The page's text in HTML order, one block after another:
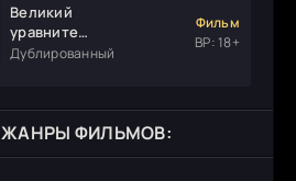
Великий
уравнитель
3
Дублированный
Фильм
ВР: 18+
ЖАНРЫ ФИЛЬМОВ: